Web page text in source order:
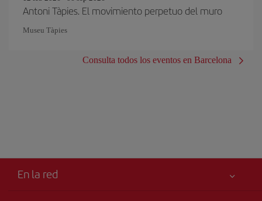
Antoni Tàpies. El movimiento perpetuo del muro
Museu Tàpies
Consulta todos los eventos en Barcelona
En la red